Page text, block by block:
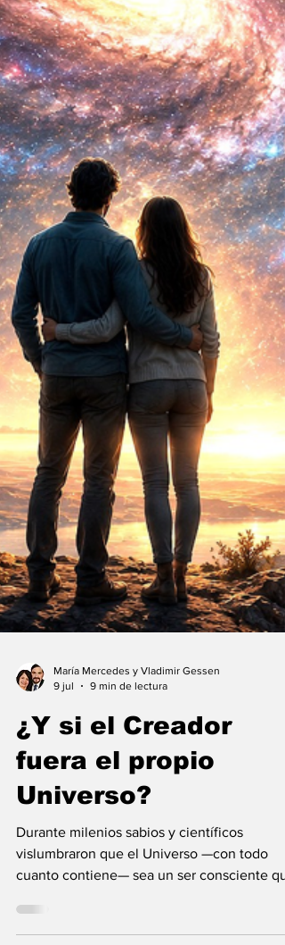
María Mercedes y Vladimir Gessen
9 jul
9 min de lectura
¿Y si el Creador
fuera el propio
Universo?
Durante milenios sabios y científicos